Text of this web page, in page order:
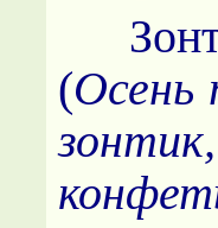
(Осень